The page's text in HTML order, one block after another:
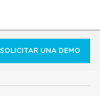
SOLICITAR UNA DEMO